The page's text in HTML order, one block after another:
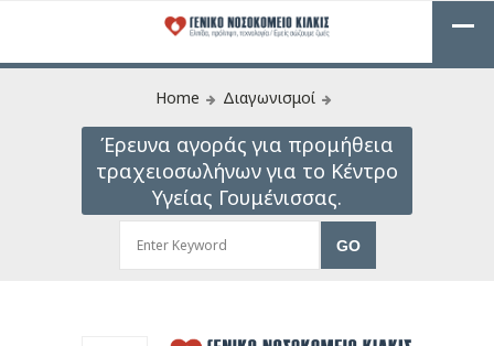
Home Διαγωνισμοί
Έρευνα αγοράς για προμήθεια
τραχειοσωλήνων για το Κέντρο
Υγείας Γουμένισσας.